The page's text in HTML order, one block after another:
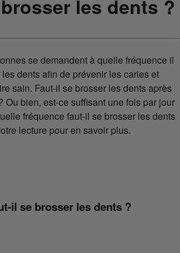
les dents ?
se demandent à quelle fréquence il
dents afin de prévenir les caries et
sain. Faut-il se brosser les dents après
Ou bien, est-ce suffisant une fois par jour
fréquence faut-il se brosser les dents
lecture pour en savoir plus.
il se brosser les dents ?